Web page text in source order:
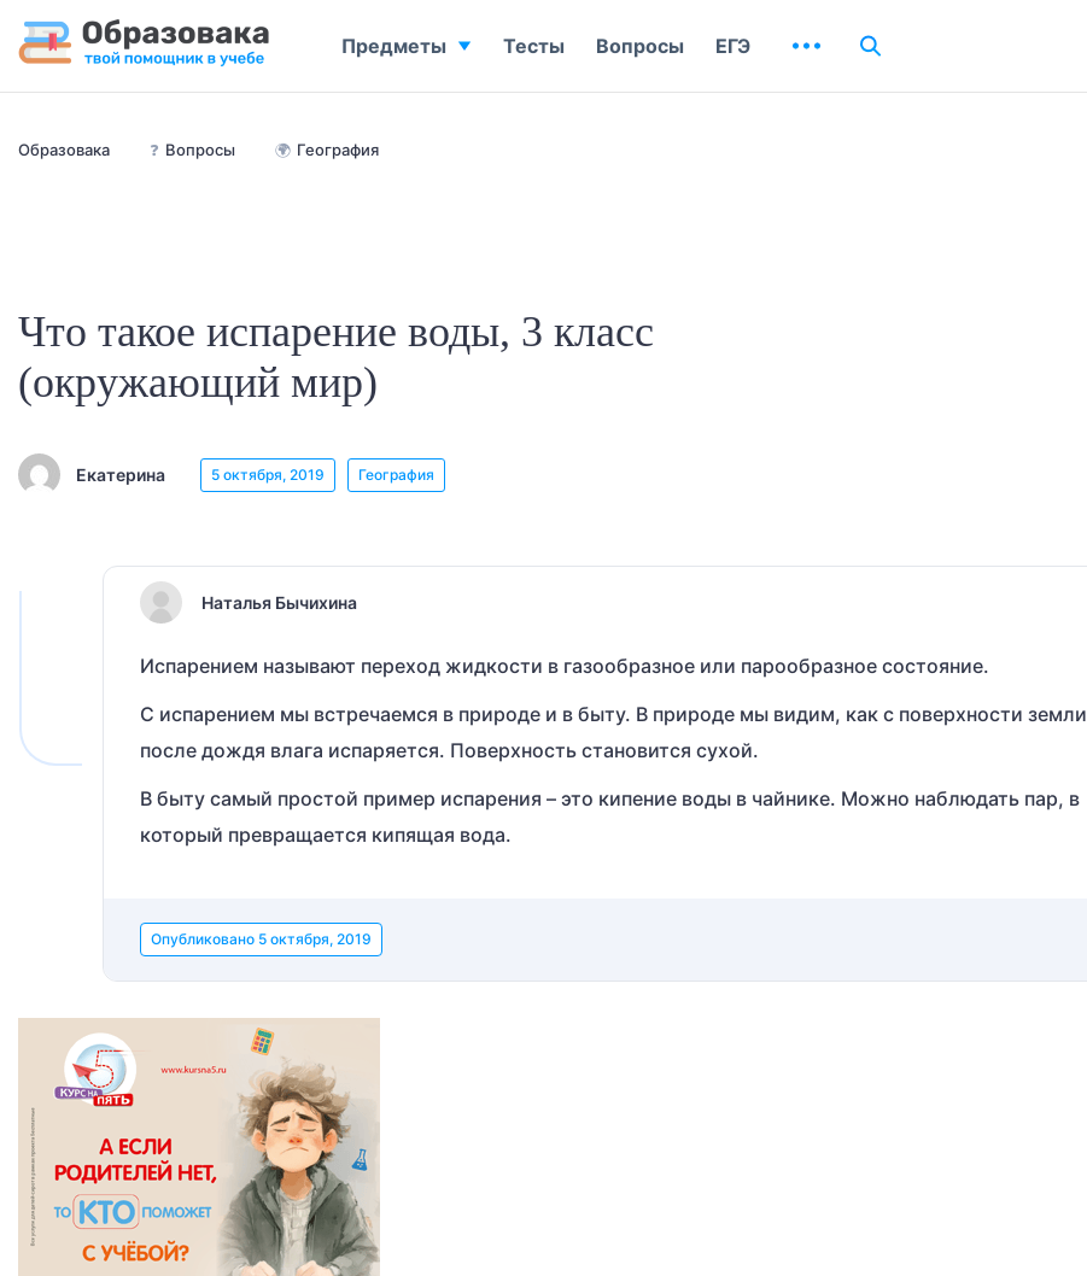
Образовака ❓ Вопросы 🌍 География
Что такое испарение воды, 3 класс
(окружающий мир)
Екатерина 5 октября, 2019 География
Наталья Бычихина
Испарением называют переход жидкости в газообразное или парообразное состояние.
С испарением мы встречаемся в природе и в быту. В природе мы видим, как с поверхности земли
после дождя влага испаряется. Поверхность становится сухой.
В быту самый простой пример испарения – это кипение воды в чайнике. Можно наблюдать пар, в
который превращается кипящая вода.
Опубликовано 5 октября, 2019
Предметы Тесты Вопросы ЕГЭ